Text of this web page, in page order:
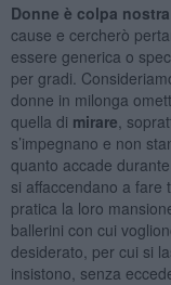
Donne è colpa
cause e cercherò
essere generica o
per gradi.
donne in milonga
quella di mirare ,
s’impegnano e non
quanto accade
si affaccendano a fare
pratica la loro
ballerini con cui
desiderato, per cui si
insistono, senza